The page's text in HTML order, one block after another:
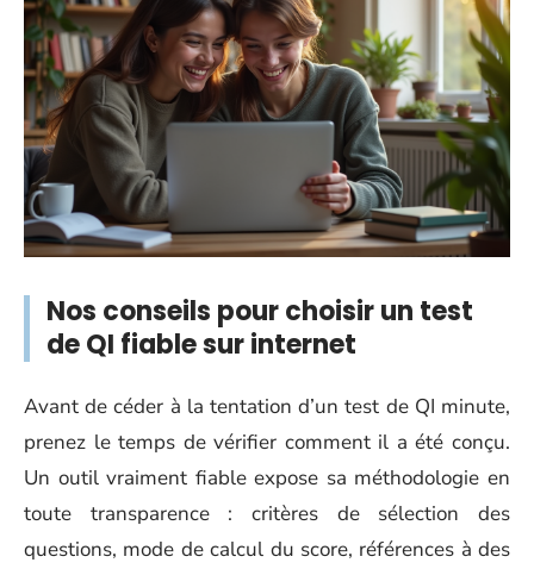
Nos conseils pour choisir un test
de QI fiable sur internet
Avant de céder à la tentation d’un test de QI minute,
prenez le temps de vérifier comment il a été conçu.
Un outil vraiment fiable expose sa méthodologie en
toute transparence : critères de sélection des
questions, mode de calcul du score, références à des